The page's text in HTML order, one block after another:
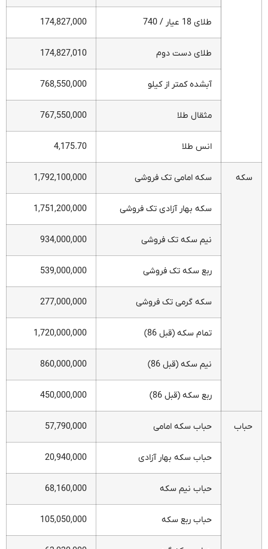
طلای 18 عیار / 740 174,827,000
طلای دست دوم 174,827,010
آبشده کمتر از کیلو 768,550,000
مثقال طلا 767,550,000
انس طلا 4,175.70
سکه سکه امامی تک فروشی 1,792,100,000
سکه بهار آزادی تک فروشی 1,751,200,000
نیم سکه تک فروشی 934,000,000
ربع سکه تک فروشی 539,000,000
سکه گرمی تک فروشی 277,000,000
تمام سکه (قبل 86) 1,720,000,000
نیم سکه (قبل 86) 860,000,000
ربع سکه (قبل 86) 450,000,000
حباب حباب سکه امامی 57,790,000
حباب سکه بهار آزادی 20,940,000
حباب نیم سکه 68,160,000
حباب ربع سکه 105,050,000